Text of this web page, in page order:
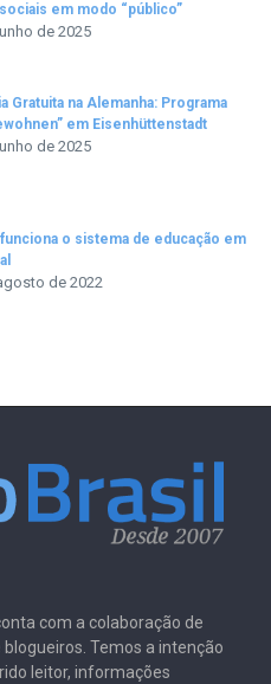
em modo “público”
de 2025
Gratuita na Alemanha: Programa
em Eisenhüttenstadt
de 2025
o sistema de educação em
de 2022
com a colaboração de
Temos a intenção
leitor, informações